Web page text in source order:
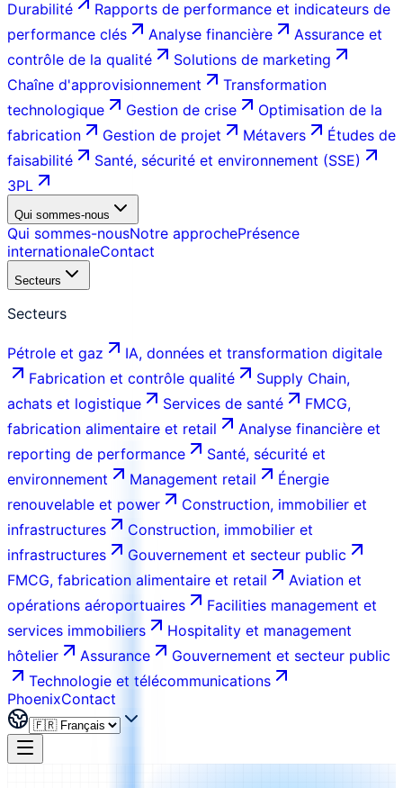
Durabilité
Rapports de performance et indicateurs de
performance clés
Analyse financière
Assurance et
contrôle de la qualité
Solutions de marketing
Chaîne d'approvisionnement
Transformation
technologique
Gestion de crise
Optimisation de la
fabrication
Gestion de projet Métavers
Études de
faisabilité
Santé, sécurité et environnement (SSE)
3PL
Qui sommes-nous
Qui sommes-nousNotre approchePrésence
internationaleContact
Secteurs
Secteurs
Pétrole et gaz
IA, données et transformation digitale
Fabrication et contrôle qualité
Supply Chain,
achats et logistique
Services de santé
FMCG,
fabrication alimentaire et retail
Analyse financière et
reporting de performance
Santé, sécurité et
environnement
Management retail
Énergie
renouvelable et power
Construction, immobilier et
infrastructures
Construction, immobilier et
infrastructures
Gouvernement et secteur public
FMCG, fabrication alimentaire et retail
Aviation et
opérations aéroportuaires
Facilities management et
services immobiliers
Hospitality et management
hôtelier
Assurance
Gouvernement et secteur public
Technologie et télécommunications
PhoenixContact